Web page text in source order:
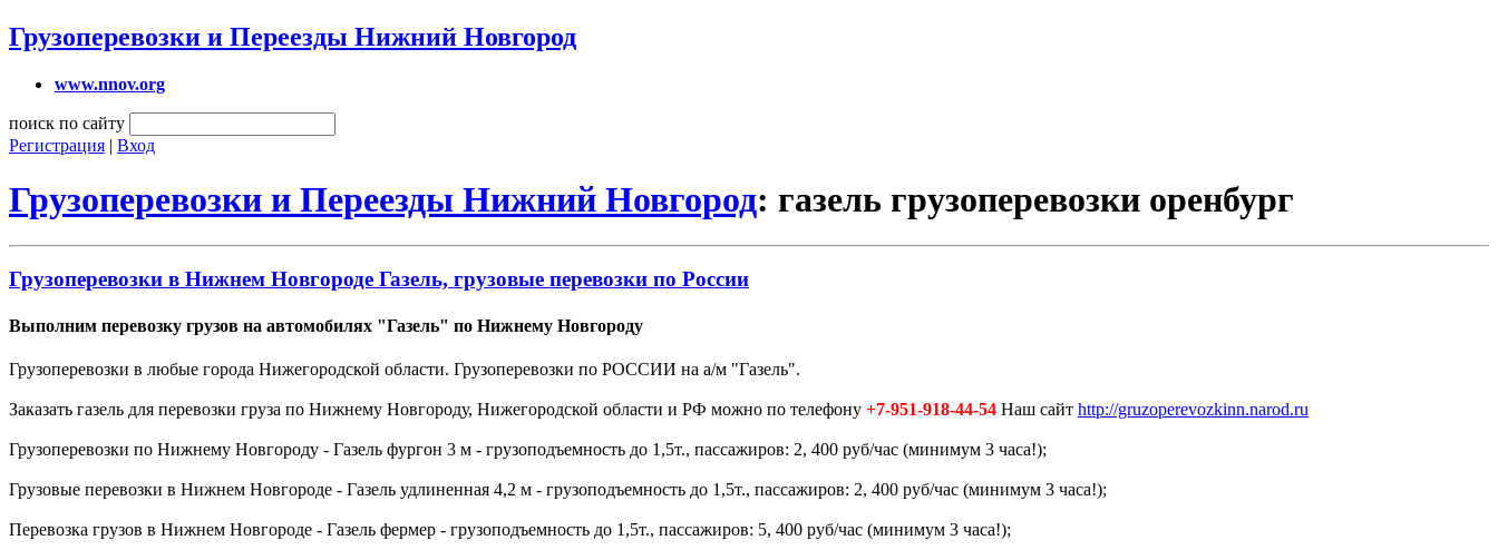
Грузоперевозки и Переезды Нижний Новгород
www.nnov.org
поиск по сайту
Регистрация | Вход
Грузоперевозки и Переезды Нижний Новгород: газель грузоперевозки оренбург
Грузоперевозки в Нижнем Новгороде Газель, грузовые перевозки по России
Выполним перевозку грузов на автомобилях "Газель" по Нижнему Новгороду
Грузоперевозки в любые города Нижегородской области. Грузоперевозки по РОССИИ на а/м "Газель".
Заказать газель для перевозки груза по Нижнему Новгороду, Нижегородской области и РФ можно по телефону +7-951-918-44-54 Наш сайт http://gruzoperevozkinn.narod.ru
Грузоперевозки по Нижнему Новгороду - Газель фургон 3 м - грузоподъемность до 1,5т., пассажиров: 2, 400 руб/час (минимум 3 часа!);
Грузовые перевозки в Нижнем Новгороде - Газель удлиненная 4,2 м - грузоподъемность до 1,5т., пассажиров: 2, 400 руб/час (минимум 3 часа!);
Перевозка грузов в Нижнем Новгороде - Газель фермер - грузоподъемность до 1,5т., пассажиров: 5, 400 руб/час (минимум 3 часа!);